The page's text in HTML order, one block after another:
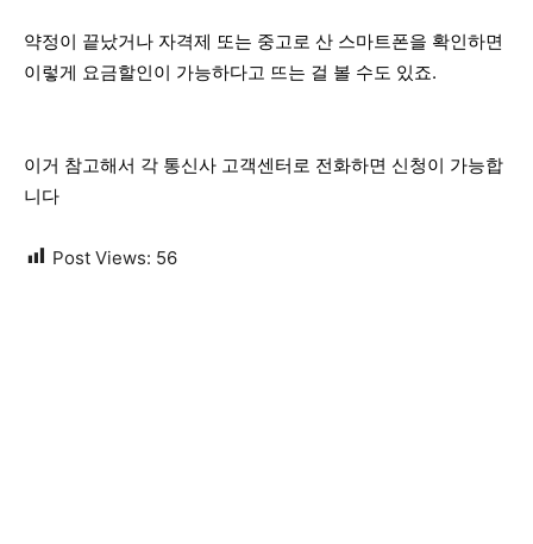
약정이 끝났거나 자격제 또는 중고로 산 스마트폰을 확인하면
이렇게 요금할인이 가능하다고 뜨는 걸 볼 수도 있죠.
이거 참고해서 각 통신사 고객센터로 전화하면 신청이 가능합
니다
Post Views: 56